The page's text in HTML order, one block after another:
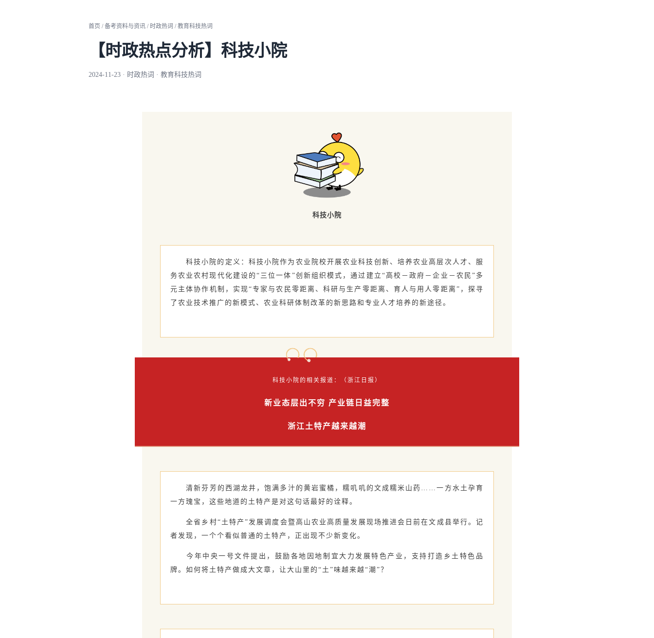
首页 / 备考资料与资讯 / 时政热词 / 教育科技热词
【时政热点分析】科技小院
2024-11-23 · 时政热词 · 教育科技热词
科技小院
科技小院的定义：科技小院作为农业院校开展农业科技创新、培养农业高层次人才、服
务农业农村现代化建设的“三位一体”创新组织模式，通过建立“高校－政府－企业－农民”多
元主体协作机制，实现“专家与农民零距离、科研与生产零距离、育人与用人零距离”，探寻
了农业技术推广的新模式、农业科研体制改革的新思路和专业人才培养的新途径。
科技小院的相关报道：（浙江日报）
新业态层出不穷 产业链日益完整
浙江土特产越来越潮
清新芬芳的西湖龙井，饱满多汁的黄岩蜜橘，糯叽叽的文成糯米山药……一方水土孕育
一方瑰宝，这些地道的土特产是对这句话最好的诠释。
全省乡村“土特产”发展调度会暨高山农业高质量发展现场推进会日前在文成县举行。记
者发现，一个个看似普通的土特产，正出现不少新变化。
今年中央一号文件提出，鼓励各地因地制宜大力发展特色产业，支持打造乡土特色品
牌。如何将土特产做成大文章，让大山里的“土”味越来越“潮”？